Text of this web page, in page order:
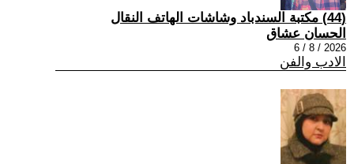
(44) مكتبة السندباد وشاشات الهاتف النقال
الحسان عشاق
2026 / 8 / 6
الادب والفن